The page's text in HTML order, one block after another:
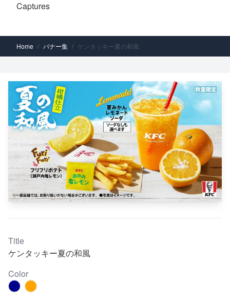
Captures
Home / バナー集 / ケンタッキー夏の和風
Title
ケンタッキー夏の和風
Color